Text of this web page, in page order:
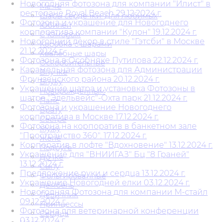
Маме
Шары сердечки. Для любимых
Юбилей
С Юмором
Коробка с шарами
Хвалебные шары
Оскорбительные
Внучке
Внуку
Новорожденным
Папе
Брату
Сестре
Мужу
Жене
Подруге
Дочке
Сыну
Фольгированные
Дембель
Девичник
Принцессы
Сердца
Новогодняя фотозона для компании "Илист" в
ресторане Royal Beach 29.12.2024 г.
Фотозона и украшение для Новогоднего
корпоратива компании "Кулон" 19.12.2024 г.
Новогодний декор в стиле "Гэтсби" в Москве
21.12.2024 г.
Фотозона в Особняке Путилова 22.12.2024 г.
Карамельная фотозона для Администрации
Фрунзенского района 20.12.2024 г.
Украшение шатра и установка Фотозоны в
шатре "Эдельвейс"-Охта парк 21.12.2024 г.
Фотозона и украшение Новогоднего
корпоратива в Москве 17.12.2024 г.
Фотозона на корпоратив в банкетном зале
"Пространство 360". 17.12.2024 г.
Корпоратив в лофте "Вдохновение" 13.12.2024 г.
Украшение для "ВНИИГАЗ" Бц "8 Граней"
13.12.2024 г.
Предложение руки и сердца 13.12.2024 г.
Украшение Новогодней елки 03.12.2024 г.
Новогодняя Фотозона для компании М-стайл
09.12.2024 г.
Фотозона для ветеринарной конференции